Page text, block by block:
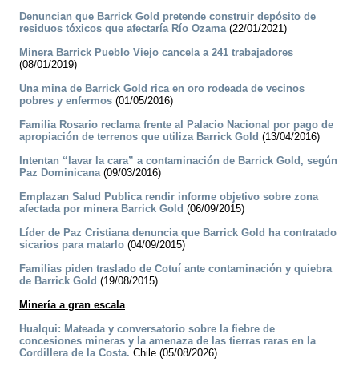
Denuncian que Barrick Gold pretende construir depósito de
residuos tóxicos que afectaría Río Ozama(22/01/2021)
Minera Barrick Pueblo Viejo cancela a 241 trabajadores
(08/01/2019)
Una mina de Barrick Gold rica en oro rodeada de vecinos
pobres y enfermos (01/05/2016)
Familia Rosario reclama frente al Palacio Nacional por pago de
apropiación de terrenos que utiliza Barrick Gold (13/04/2016)
Intentan “lavar la cara” a contaminación de Barrick Gold, según
Paz Dominicana(09/03/2016)
Emplazan Salud Publica rendir informe objetivo sobre zona
afectada por minera Barrick Gold (06/09/2015)
Líder de Paz Cristiana denuncia que Barrick Gold ha contratado
sicarios para matarlo (04/09/2015)
Familias piden traslado de Cotuí ante contaminación y quiebra
de Barrick Gold (19/08/2015)
Minería a gran escala
Hualqui: Mateada y conversatorio sobre la fiebre de
concesiones mineras y la amenaza de las tierras raras en la
Cordillera de la Costa. Chile (05/08/2026)